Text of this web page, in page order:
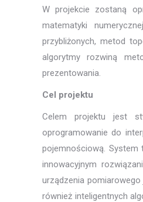
W projekcie zostaną
matematyki
przybliżonych, metod
algorytmy rozwiną
prezentowania.
Cel projektu
Celem projektu jest
oprogramowanie do
pojemnościową.
innowacyjnym
urządzenia
również inteligentnych